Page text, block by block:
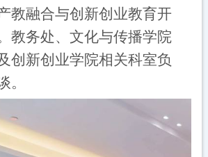
教融合与创新创业教育开
教务处、文化与传播学院
创新创业学院相关科室负
。